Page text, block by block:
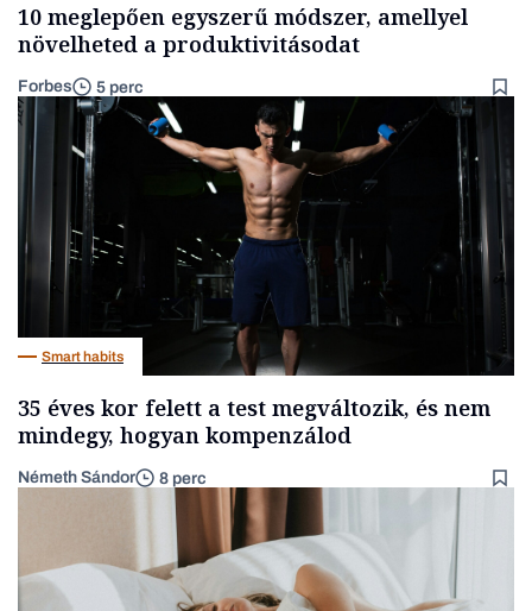
10 meglepően egyszerű módszer, amellyel
növelheted a produktivitásodat
Forbes 5 perc
Smart habits
35 éves kor felett a test megváltozik, és nem
mindegy, hogyan kompenzálod
Németh Sándor 8 perc